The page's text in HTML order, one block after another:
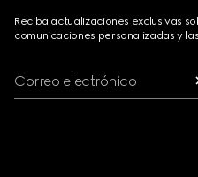
Reciba actualizaciones exclusivas
comunicaciones personalizadas y
Correo electrónico